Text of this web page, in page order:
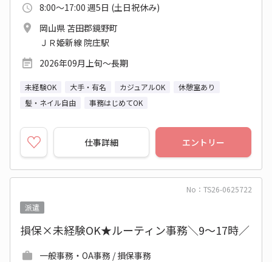
8:00～17:00 週5日 (土日祝休み)
岡山県 苫田郡鏡野町
ＪＲ姫新線 院庄駅
2026年09月上旬～長期
未経験OK 大手・有名 カジュアルOK
休憩室あり
髪・ネイル自由
事務はじめてOK
仕事詳細 エントリー
No：TS26-0625722
派遣
損保×未経験OK★ルーティン事務＼9～17時／
一般事務・OA事務 / 損保事務